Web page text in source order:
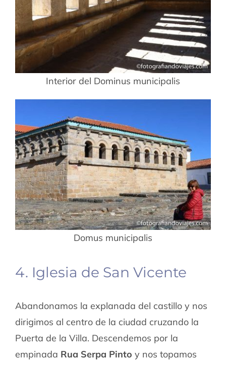
Interior del Dominus municipalis
Domus municipalis
4. Iglesia de San Vicente
Abandonamos la explanada del castillo y nos
dirigimos al centro de la ciudad cruzando la
Puerta de la Villa. Descendemos por la
empinada Rua Serpa Pinto y nos topamos